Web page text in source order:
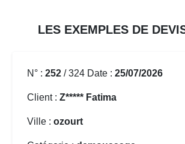
LES EXEMPLES DE
N° : 252 / 324 Date : 25/07/2026
Client : Z***** Fatima
Ville : ozourt